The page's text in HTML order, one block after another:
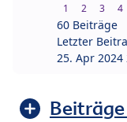
1 2 3 4
60 Beiträge
Letzter
25. Apr 2024